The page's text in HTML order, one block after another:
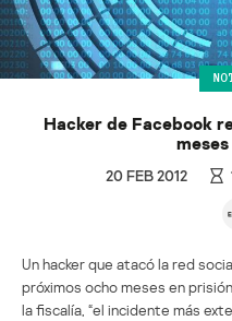
Hacker de Facebook
20 FEB 2012
Un hacker que atacó la red
próximos ocho meses en
la fiscalía, “el incidente más